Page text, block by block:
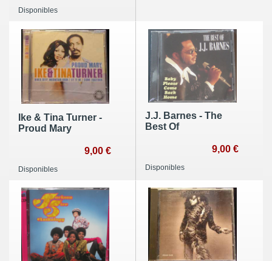
Disponibles
Ike & Tina Turner -
Proud Mary
9,00 €
Disponibles
J.J. Barnes - The
Best Of
9,00 €
Disponibles